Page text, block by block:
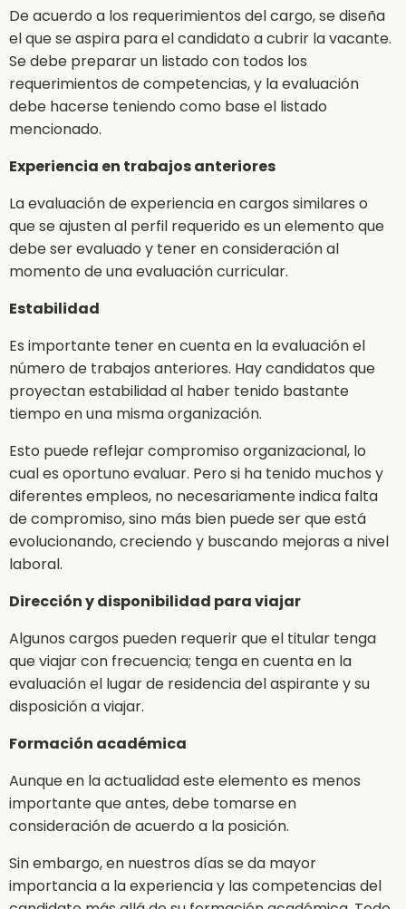
De acuerdo a los requerimientos del cargo, se diseña
el que se aspira para el candidato a cubrir la vacante.
Se debe preparar un listado con todos los
requerimientos de competencias, y la evaluación
debe hacerse teniendo como base el listado
mencionado.
Experiencia en trabajos anteriores
La evaluación de experiencia en cargos similares o
que se ajusten al perfil requerido es un elemento que
debe ser evaluado y tener en consideración al
momento de una evaluación curricular.
Estabilidad
Es importante tener en cuenta en la evaluación el
número de trabajos anteriores. Hay candidatos que
proyectan estabilidad al haber tenido bastante
tiempo en una misma organización.
Esto puede reflejar compromiso organizacional, lo
cual es oportuno evaluar. Pero si ha tenido muchos y
diferentes empleos, no necesariamente indica falta
de compromiso, sino más bien puede ser que está
evolucionando, creciendo y buscando mejoras a nivel
laboral.
Dirección y disponibilidad para viajar
Algunos cargos pueden requerir que el titular tenga
que viajar con frecuencia; tenga en cuenta en la
evaluación el lugar de residencia del aspirante y su
disposición a viajar.
Formación académica
Aunque en la actualidad este elemento es menos
importante que antes, debe tomarse en
consideración de acuerdo a la posición.
Sin embargo, en nuestros días se da mayor
importancia a la experiencia y las competencias del